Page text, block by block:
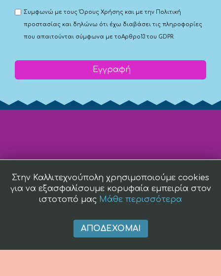
Συμφωνώ με τουςΌρους Χρήσης και με την Πολιτική
προστασίας και δηλώνω ότι έχω διαβάσει τις πληροφορίες
που απαιτούνται σύμφωνα με τοΑρθρο13 του GDPR.
Εγγραφή
Στην Καλλιτεχνούπολη χρησιμοποιούμε cookies
για να εξασφαλίσουμε κορυφαία εμπειρία στον
ιστοτοπό μας Μάθε περισσότερα
ΑΠΟΔΈΧΟΜΑΙ